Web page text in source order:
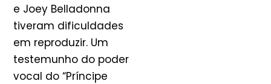
e Joey Belladonna
tiveram dificuldades
em reproduzir. Um
testemunho do poder
vocal do “Príncipe